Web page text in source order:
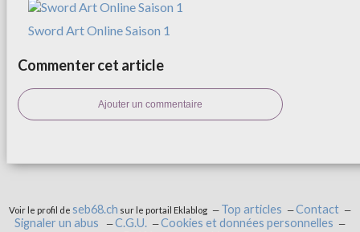
Sword Art Online Saison 1
Commenter cet article
Ajouter un commentaire
Voir le profil de seb68.ch sur le portail Eklablog Top articles
Contact
Signaler un abus
C.G.U.
Cookies et données personnelles